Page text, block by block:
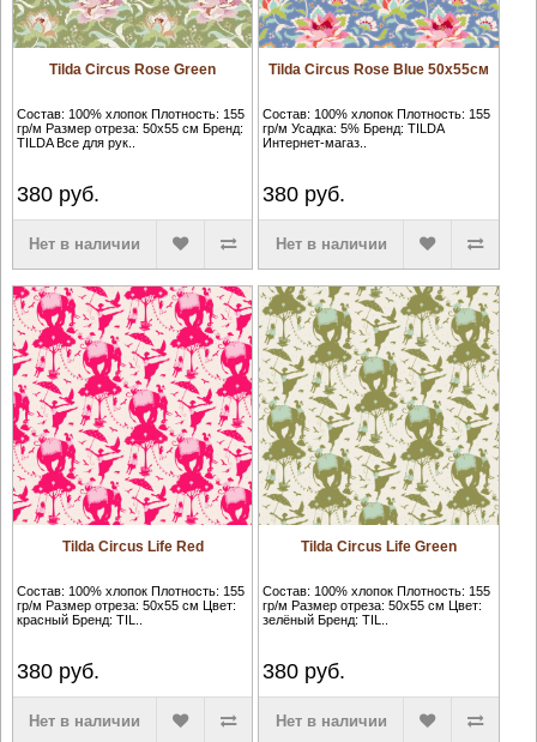
Tilda Circus Rose Green
Состав: 100% хлопок Плотность: 155
гр/м Размер отреза: 50х55 см Бренд:
TILDA Все для рук..
380руб.
Нет в наличии
Tilda Circus Rose Blue 50х55см
Состав: 100% хлопок Плотность: 155
гр/м Усадка: 5% Бренд: TILDA
Интернет-магаз..
380 руб.
Нет в наличии
Tilda Circus Life Red
Состав: 100% хлопок Плотность: 155
гр/м Размер отреза: 50х55 см Цвет:
красный Бренд: TIL..
380руб.
Нет в наличии
Tilda Circus Life Green
Состав: 100% хлопок Плотность: 155
гр/м Размер отреза: 50х55 см Цвет:
зелёный Бренд: TIL..
380 руб.
Нет в наличии